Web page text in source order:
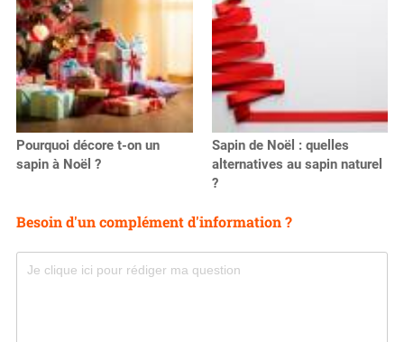
Pourquoi décore t-on un
sapin à Noël ?
Sapin de Noël : quelles
alternatives au sapin naturel
?
Besoin d'un complément d'information ?